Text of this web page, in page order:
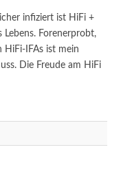
infiziert ist HiFi +
Lebens. Forenerprobt,
HiFi-IFAs ist mein
Die Freude am HiFi